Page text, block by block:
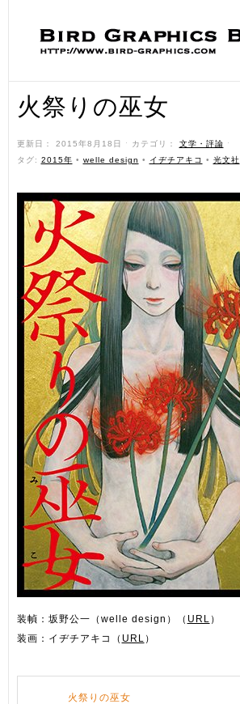
火祭りの巫女
更新日： 2015年8月18日 ˑ カテゴリ： 文学・評論 ˑ
タグ: 2015年 • welle design • イヂチアキコ • 光文社
装幀：坂野公一（welle design）（ URL ）
装画：イヂチアキコ（ URL ）
火祭りの巫女